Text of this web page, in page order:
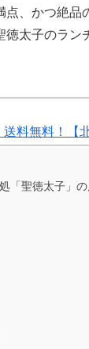
点、かつ絶品
徳太子のラン
料無料！【
「聖徳太子」